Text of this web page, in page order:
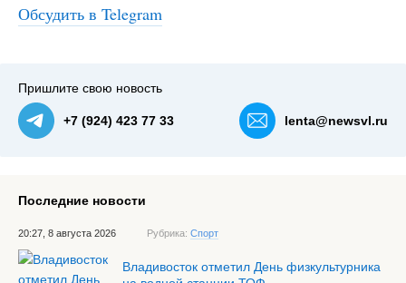
Обсудить в Telegram
Пришлите свою новость
+7 (924) 423 77 33 lenta@newsvl.ru
Последние новости
20:27, 8 августа 2026 Рубрика: Спорт
Владивосток отметил День физкультурника